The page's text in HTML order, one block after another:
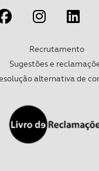
serão realizadas
e quando tal se afigure
o bloqueio de certo
pode ter impacto
de cookies do site.
Recrutamento
Sugestões e
alternativa de